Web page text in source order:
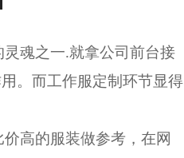
魂之一.就拿公司前台接
。而工作服定制环节显得
高的服装做参考，在网